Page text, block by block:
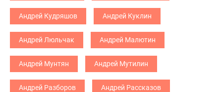
Андрей Кудряшов Андрей Куклин
Андрей Люльчак Андрей Малютин
Андрей Мунтян Андрей Мутилин
Андрей Разборов Андрей Рассказов